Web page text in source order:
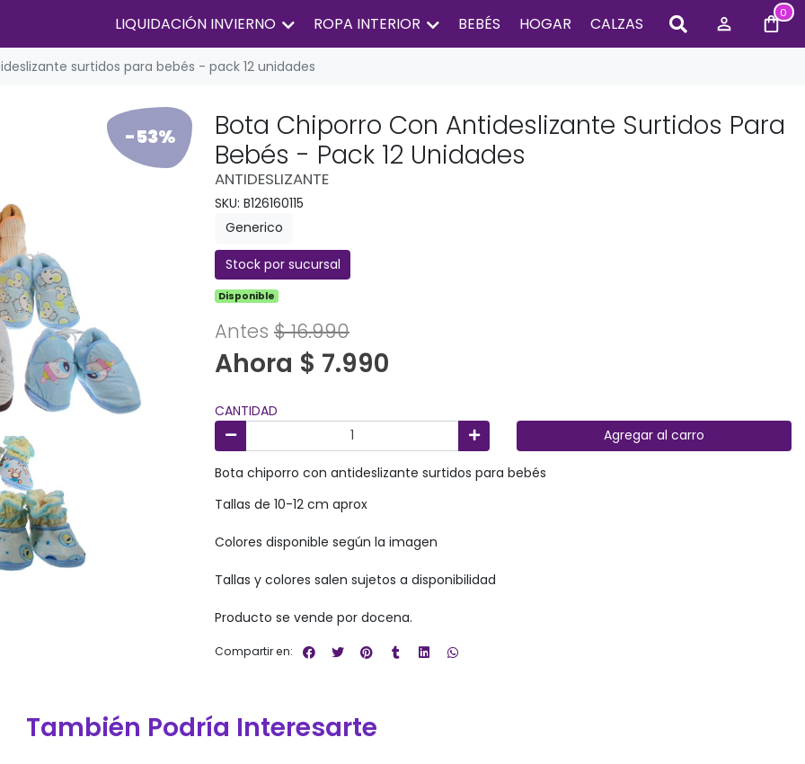
LIQUIDACIÓN INVIERNO ROPA INTERIOR BEBÉS HOGAR CALZAS
0
surtidos para bebés - pack 12 unidades
-53%
Bota Chiporro Con Antideslizante Surtidos Para
Bebés - Pack 12 Unidades
ANTIDESLIZANTE
SKU: B126160115
Generico
Stock por sucursal
Disponible
Antes $ 16.990
Ahora $ 7.990
CANTIDAD
Agregar al carro
Bota chiporro con antideslizante surtidos para bebés
Tallas de 10-12 cm aprox
Colores disponible según la imagen
Tallas y colores salen sujetos a disponibilidad
Producto se vende por docena.
Compartir en:
También Podría Interesarte